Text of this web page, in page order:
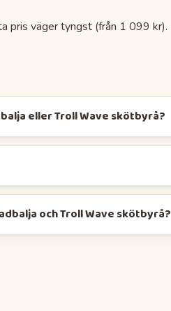
pris väger tyngst (från 1 099 kr).
eller Troll Wave skötbyrå?
och Troll Wave skötbyrå?